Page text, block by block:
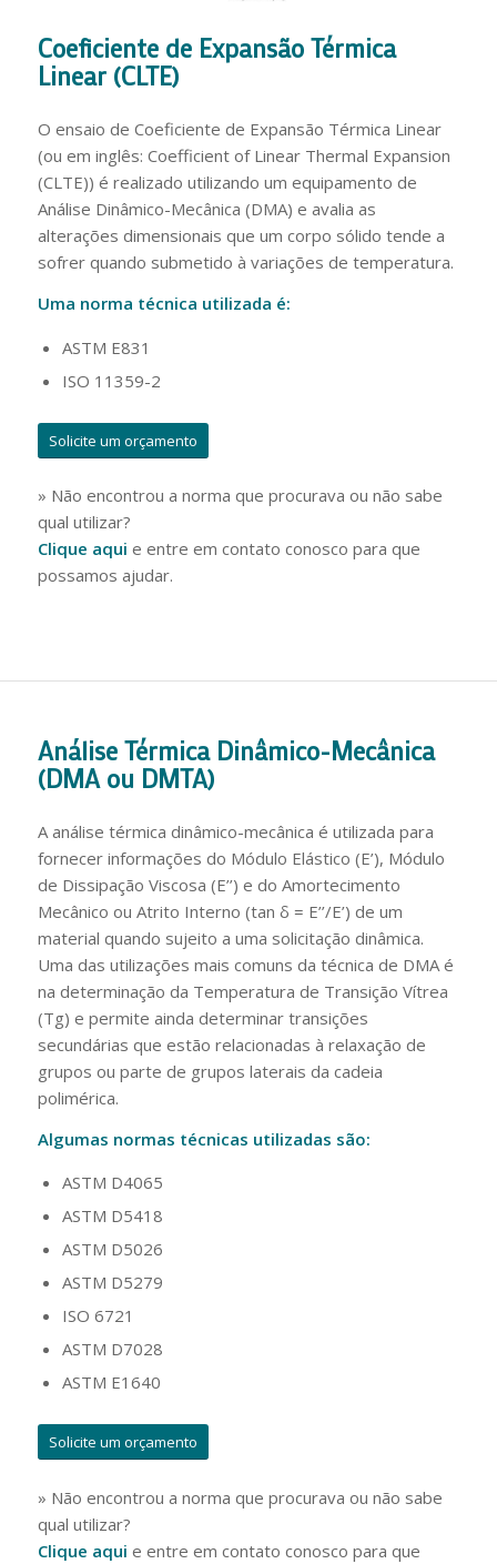
Coeficiente de Expansão Térmica
Linear (CLTE)
O ensaio de Coeficiente de Expansão Térmica Linear
(ou em inglês: Coefficient of Linear Thermal Expansion
(CLTE)) é realizado utilizando um equipamento de
Análise Dinâmico-Mecânica (DMA) e avalia as
alterações dimensionais que um corpo sólido tende a
sofrer quando submetido à variações de temperatura.
Uma norma técnica utilizada é:
ASTM E831
ISO 11359-2
Solicite um orçamento
» Não encontrou a norma que procurava ou não sabe
qual utilizar?
Clique aqui e entre em contato conosco para que
possamos ajudar.
Análise Térmica Dinâmico-Mecânica
(DMA ou DMTA)
A análise térmica dinâmico-mecânica é utilizada para
fornecer informações do Módulo Elástico (E’), Módulo
de Dissipação Viscosa (E’’) e do Amortecimento
Mecânico ou Atrito Interno (tan δ = E’’/E’) de um
material quando sujeito a uma solicitação dinâmica.
Uma das utilizações mais comuns da técnica de DMA é
na determinação da Temperatura de Transição Vítrea
(Tg) e permite ainda determinar transições
secundárias que estão relacionadas à relaxação de
grupos ou parte de grupos laterais da cadeia
polimérica.
Algumas normas técnicas utilizadas são:
ASTM D4065
ASTM D5418
ASTM D5026
ASTM D5279
ISO 6721
ASTM D7028
ASTM E1640
Solicite um orçamento
» Não encontrou a norma que procurava ou não sabe
qual utilizar?
Clique aqui e entre em contato conosco para que